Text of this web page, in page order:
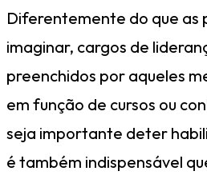
Diferentemente do que as
imaginar, cargos de
preenchidos por aqueles
em função de cursos ou
seja importante deter
é também indispensável